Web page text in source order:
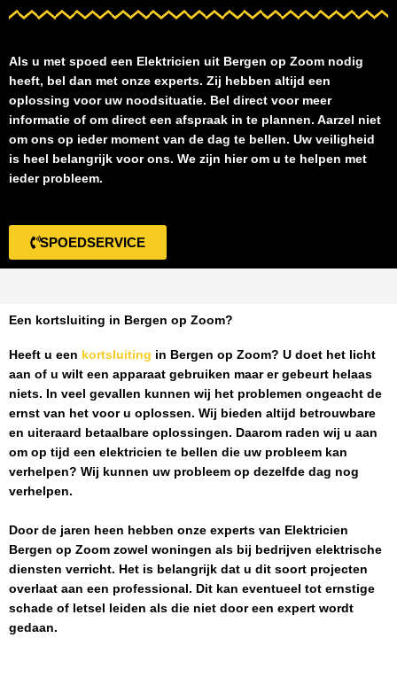
Als u met spoed een Elektricien uit Bergen op Zoom nodig
heeft, bel dan met onze experts. Zij hebben altijd een
oplossing voor uw noodsituatie. Bel direct voor meer
informatie of om direct een afspraak in te plannen. Aarzel niet
om ons op ieder moment van de dag te bellen. Uw veiligheid
is heel belangrijk voor ons. We zijn hier om u te helpen met
ieder probleem.
SPOEDSERVICE
Een kortsluiting in Bergen op Zoom?
Heeft u een kortsluiting in Bergen op Zoom? U doet het licht
aan of u wilt een apparaat gebruiken maar er gebeurt helaas
niets. In veel gevallen kunnen wij het problemen ongeacht de
ernst van het voor u oplossen. Wij bieden altijd betrouwbare
en uiteraard betaalbare oplossingen. Daarom raden wij u aan
om op tijd een elektricien te bellen die uw probleem kan
verhelpen? Wij kunnen uw probleem op dezelfde dag nog
verhelpen.
Door de jaren heen hebben onze experts van Elektricien
Bergen op Zoom zowel woningen als bij bedrijven elektrische
diensten verricht. Het is belangrijk dat u dit soort projecten
overlaat aan een professional. Dit kan eventueel tot ernstige
schade of letsel leiden als die niet door een expert wordt
gedaan.